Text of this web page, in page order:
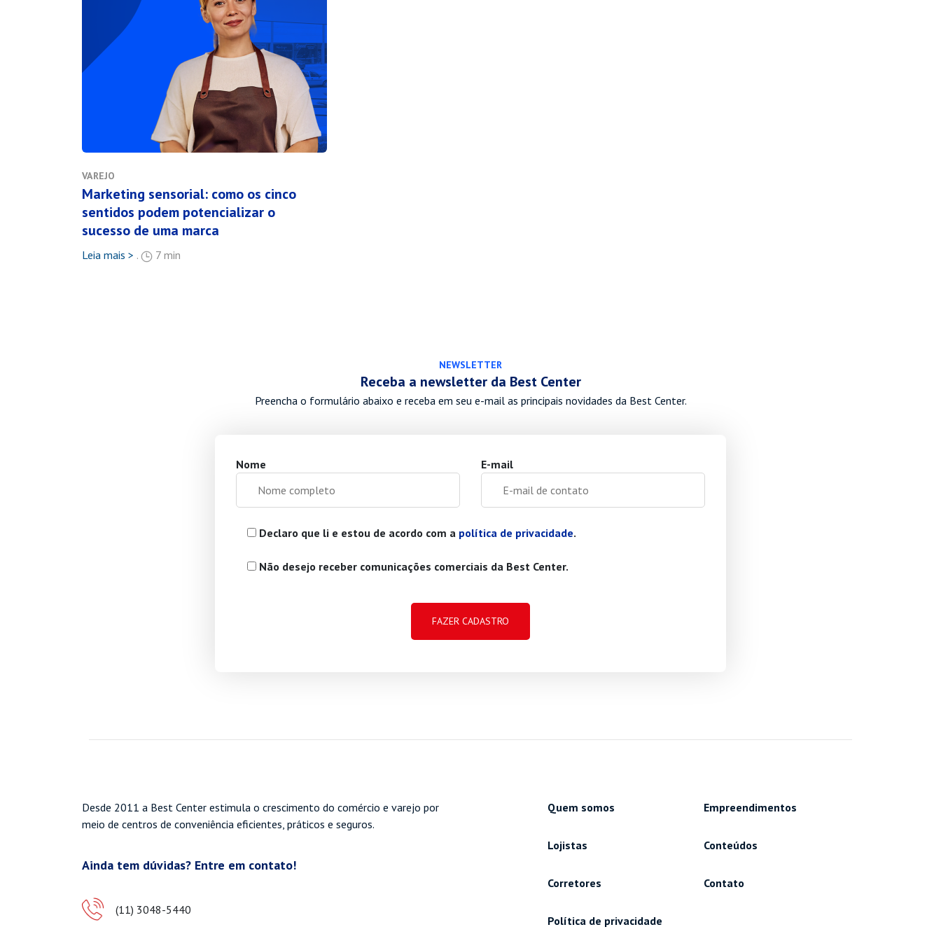
VAREJO
Marketing sensorial: como os cinco
sentidos podem potencializar o
sucesso de uma marca
Leia mais > . 7 min
NEWSLETTER
Receba a newsletter da Best Center
Preencha o formulário abaixo e receba em seu e-mail as principais novidades da Best Center.
Nome E-mail
Declaro que li e estou de acordo com a política de privacidade.
Não desejo receber comunicações comerciais da Best Center.
Desde 2011 a Best Center estimula o crescimento do comércio e varejo por
meio de centros de conveniência eficientes, práticos e seguros.
Ainda tem dúvidas? Entre em contato!
(11) 3048-5440
Quem somos Empreendimentos
Lojistas Conteúdos
Corretores Contato
Política de privacidade